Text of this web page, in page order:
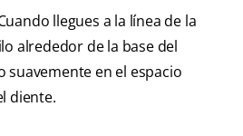
llegues a la línea de la
alrededor de la base del
suavemente en el espacio
diente.